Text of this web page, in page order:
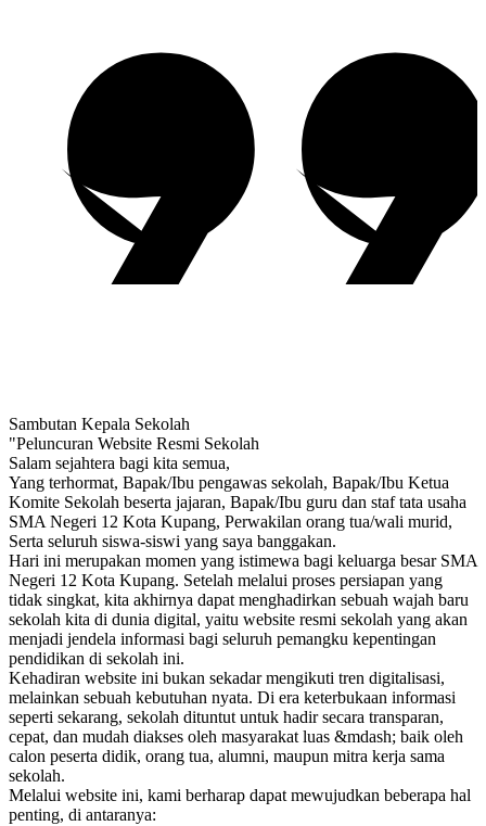
Sambutan Kepala Sekolah
"Peluncuran Website Resmi Sekolah
Salam sejahtera bagi kita semua,
Yang terhormat, Bapak/Ibu pengawas sekolah, Bapak/Ibu Ketua
Komite Sekolah beserta jajaran, Bapak/Ibu guru dan staf tata usaha
SMA Negeri 12 Kota Kupang, Perwakilan orang tua/wali murid,
Serta seluruh siswa-siswi yang saya banggakan.
Hari ini merupakan momen yang istimewa bagi keluarga besar SMA
Negeri 12 Kota Kupang. Setelah melalui proses persiapan yang
tidak singkat, kita akhirnya dapat menghadirkan sebuah wajah baru
sekolah kita di dunia digital, yaitu website resmi sekolah yang akan
menjadi jendela informasi bagi seluruh pemangku kepentingan
pendidikan di sekolah ini.
Kehadiran website ini bukan sekadar mengikuti tren digitalisasi,
melainkan sebuah kebutuhan nyata. Di era keterbukaan informasi
seperti sekarang, sekolah dituntut untuk hadir secara transparan,
cepat, dan mudah diakses oleh masyarakat luas &mdash; baik oleh
calon peserta didik, orang tua, alumni, maupun mitra kerja sama
sekolah.
Melalui website ini, kami berharap dapat mewujudkan beberapa hal
penting, di antaranya: